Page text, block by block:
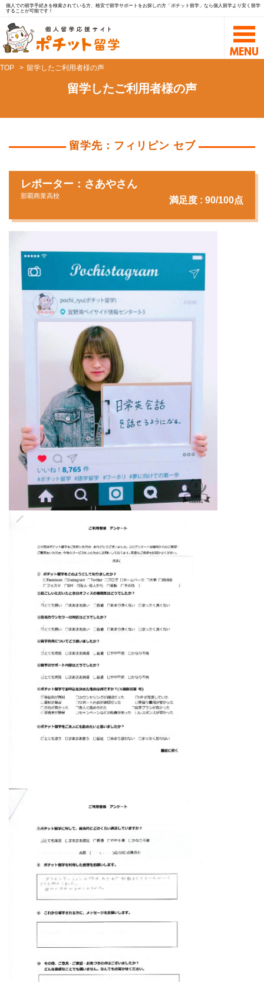
個人での留学手続きを検索されている方、格安で留学サポートをお探しの方「ポチット留学」なら個人留学より安く留学
することが可能です！
TOP 留学したご利用者様の声
留学したご利用者様の声
留学先：フィリピン セブ
レポーター：さあやさん
那覇商業高校 満足度 : 90/100点